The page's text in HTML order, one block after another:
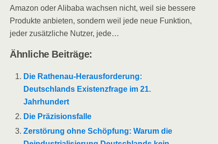
Amazon oder Alibaba wachsen nicht, weil sie bessere
Produkte anbieten, sondern weil jede neue Funktion,
jeder zusätzliche Nutzer, jede…
Ähnliche Beiträge:
Die Rathenau-Herausforderung:
Deutschlands Existenzfrage im 21.
Jahrhundert
Die Präzisionsfalle
Zerstörung ohne Schöpfung: Warum die